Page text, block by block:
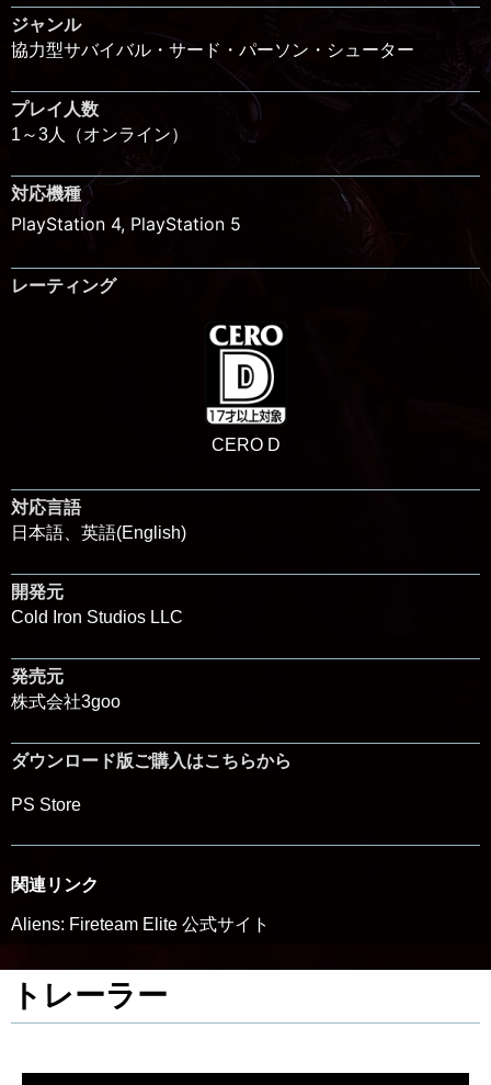
ジャンル
協力型サバイバル・サード・パーソン・シューター
プレイ人数
1～3人（オンライン）
対応機種
PlayStation 4, PlayStation 5
レーティング
CERO D
対応言語
日本語、英語(English)
開発元
Cold Iron Studios LLC
発売元
株式会社3goo
ダウンロード版ご購入はこちらから
PS Store
関連リンク
Aliens: Fireteam Elite 公式サイト
トレーラー